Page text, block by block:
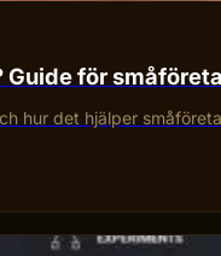
Guide för
hur det hjälper